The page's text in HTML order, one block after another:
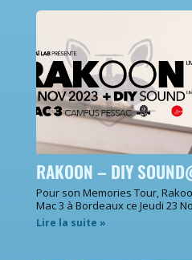
RAKOON – DIY
Pour son Memories Tour,
Mac 3 à Bordeaux ce Jeudi 23
Lire la suite »